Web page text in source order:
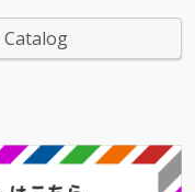
XIV: DAWNTRAIL
』が配信開始